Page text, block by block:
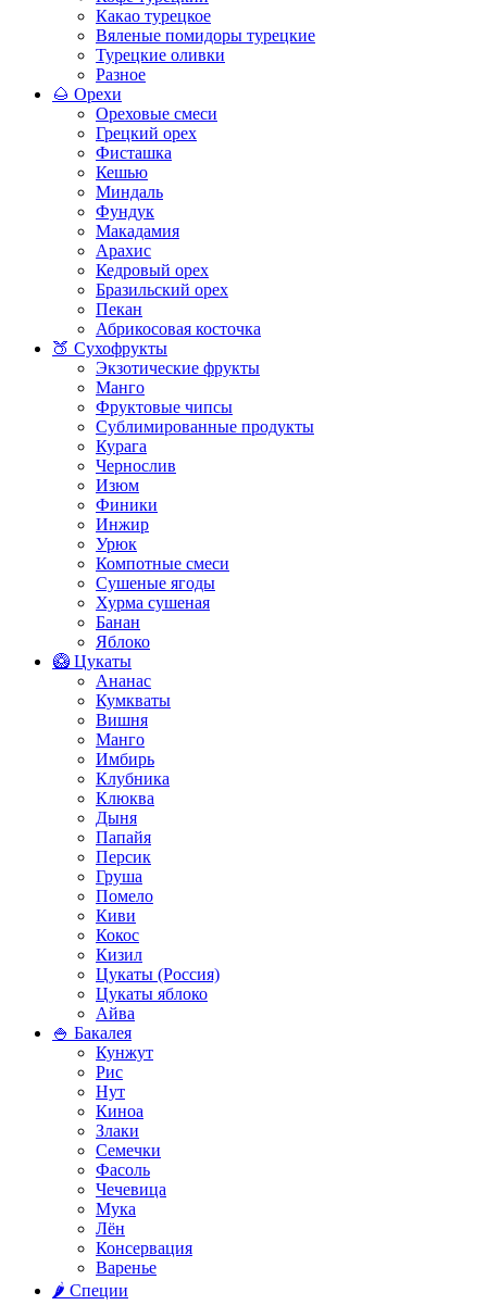
Какао турецкое
Вяленые помидоры турецкие
Турецкие оливки
Разное
🌰 Орехи
Ореховые смеси
Грецкий орех
Фисташка
Кешью
Миндаль
Фундук
Макадамия
Арахис
Кедровый орех
Бразильский орех
Пекан
Абрикосовая косточка
🍑 Сухофрукты
Экзотические фрукты
Манго
Фруктовые чипсы
Сублимированные продукты
Курага
Чернослив
Изюм
Финики
Инжир
Урюк
Компотные смеси
Сушеные ягоды
Хурма сушеная
Банан
Яблоко
🥝 Цукаты
Ананас
Кумкваты
Вишня
Манго
Имбирь
Клубника
Клюква
Дыня
Папайя
Персик
Груша
Помело
Киви
Кокос
Кизил
Цукаты (Россия)
Цукаты яблоко
Айва
🍚 Бакалея
Кунжут
Рис
Нут
Киноа
Злаки
Семечки
Фасоль
Чечевица
Мука
Лён
Консервация
Варенье
🌶️ Специи